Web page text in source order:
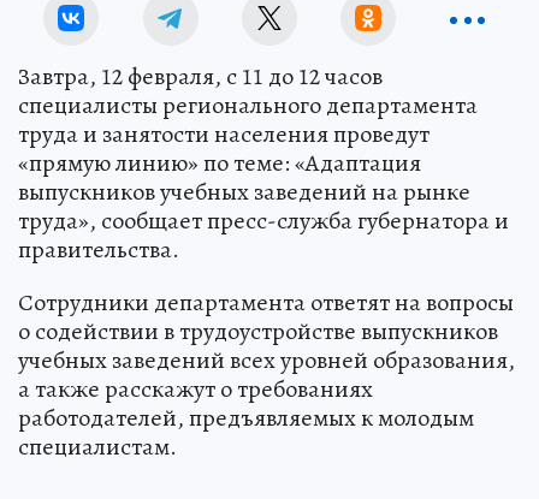
Завтра, 12 февраля, с 11 до 12 часов
специалисты регионального департамента
труда и занятости населения проведут
«прямую линию» по теме: «Адаптация
выпускников учебных заведений на рынке
труда», сообщает пресс-служба губернатора и
правительства.
Сотрудники департамента ответят на вопросы
о содействии в трудоустройстве выпускников
учебных заведений всех уровней образования,
а также расскажут о требованиях
работодателей, предъявляемых к молодым
специалистам.